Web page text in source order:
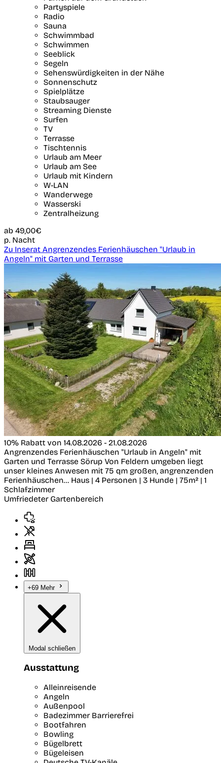
Partyspiele
Radio
Sauna
Schwimmbad
Schwimmen
Seeblick
Segeln
Sehenswürdigkeiten in der Nähe
Sonnenschutz
Spielplätze
Staubsauger
Streaming Dienste
Surfen
TV
Terrasse
Tischtennis
Urlaub am Meer
Urlaub am See
Urlaub mit Kindern
W-LAN
Wanderwege
Wasserski
Zentralheizung
ab 49,00€
p. Nacht
Zu Inserat Angrenzendes Ferienhäuschen "Urlaub in
Angeln" mit Garten und Terrasse
10% Rabatt von 14.08.2026 - 21.08.2026
Angrenzendes Ferienhäuschen "Urlaub in Angeln" mit
Garten und Terrasse Sörup Von Feldern umgeben liegt
unser kleines Anwesen mit 75 qm großen, angrenzenden
Ferienhäuschen... Haus | 4 Personen | 3 Hunde | 75m² | 1
Schlafzimmer
Umfriedeter Gartenbereich
+69 Mehr
Modal schließen
Ausstattung
Alleinreisende
Angeln
Außenpool
Badezimmer Barrierefrei
Bootfahren
Bowling
Bügelbrett
Bügeleisen